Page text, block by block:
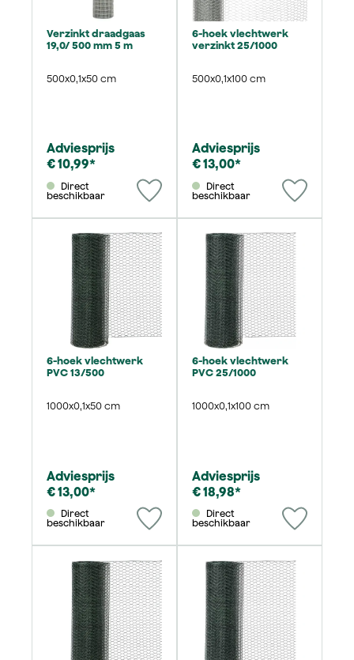
Verzinkt draadgaas
19,0/ 500 mm 5 m
500x0,1x50 cm
Adviesprijs
€ 10,99*
beschikbaar
6-hoek vlechtwerk
verzinkt 25/1000
500x0,1x100 cm
Adviesprijs
€ 13,00*
beschikbaar
6-hoek vlechtwerk
PVC 13/500
1000x0,1x50 cm
Adviesprijs
€ 13,00*
beschikbaar
6-hoek vlechtwerk
PVC 25/1000
1000x0,1x100 cm
Adviesprijs
€ 18,98*
beschikbaar